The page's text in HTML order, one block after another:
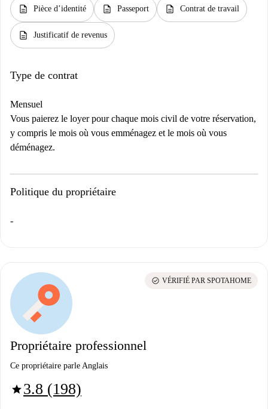
description Pièce d’identité description Passeport description Contrat de travail
description Justificatif de revenus
Type de contrat
Mensuel
Vous paierez le loyer pour chaque mois civil de votre réservation,
y compris le mois où vous emménagez et le mois où vous
déménagez.
Politique du propriétaire
-
Propriétaire professionnel
Ce propriétaire parle Anglais
star3.8 (198)
check_circle VÉRIFIÉ PAR SPOTAHOME